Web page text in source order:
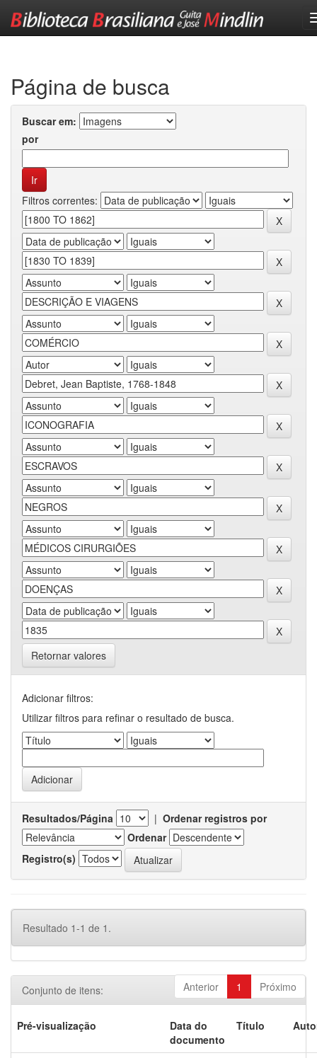
Página de busca
Buscar em:
por
Filtros correntes:
Retornar valores
Adicionar filtros:
Utilizar filtros para refinar o resultado de busca.
Resultados/Página | Ordenar registros por
Ordenar
Registro(s)
Resultado 1-1 de 1.
Anterior 1 Próximo
Conjunto de itens:
Pré-visualização
Data do
documento
Título